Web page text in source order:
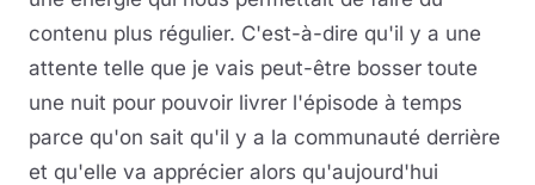
contenu plus régulier. C'est-à-dire qu'il y a une
attente telle que je vais peut-être bosser toute
une nuit pour pouvoir livrer l'épisode à temps
parce qu'on sait qu'il y a la communauté derrière
et qu'elle va apprécier alors qu'aujourd'hui